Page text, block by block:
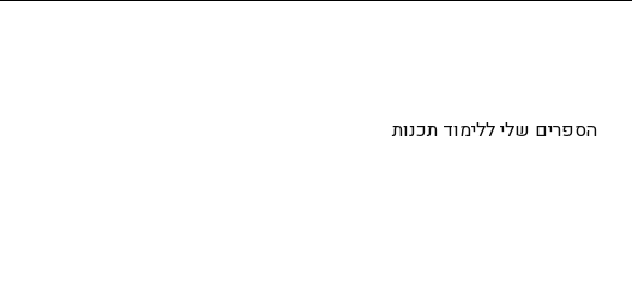
הספרים שלי ללימוד תכנות